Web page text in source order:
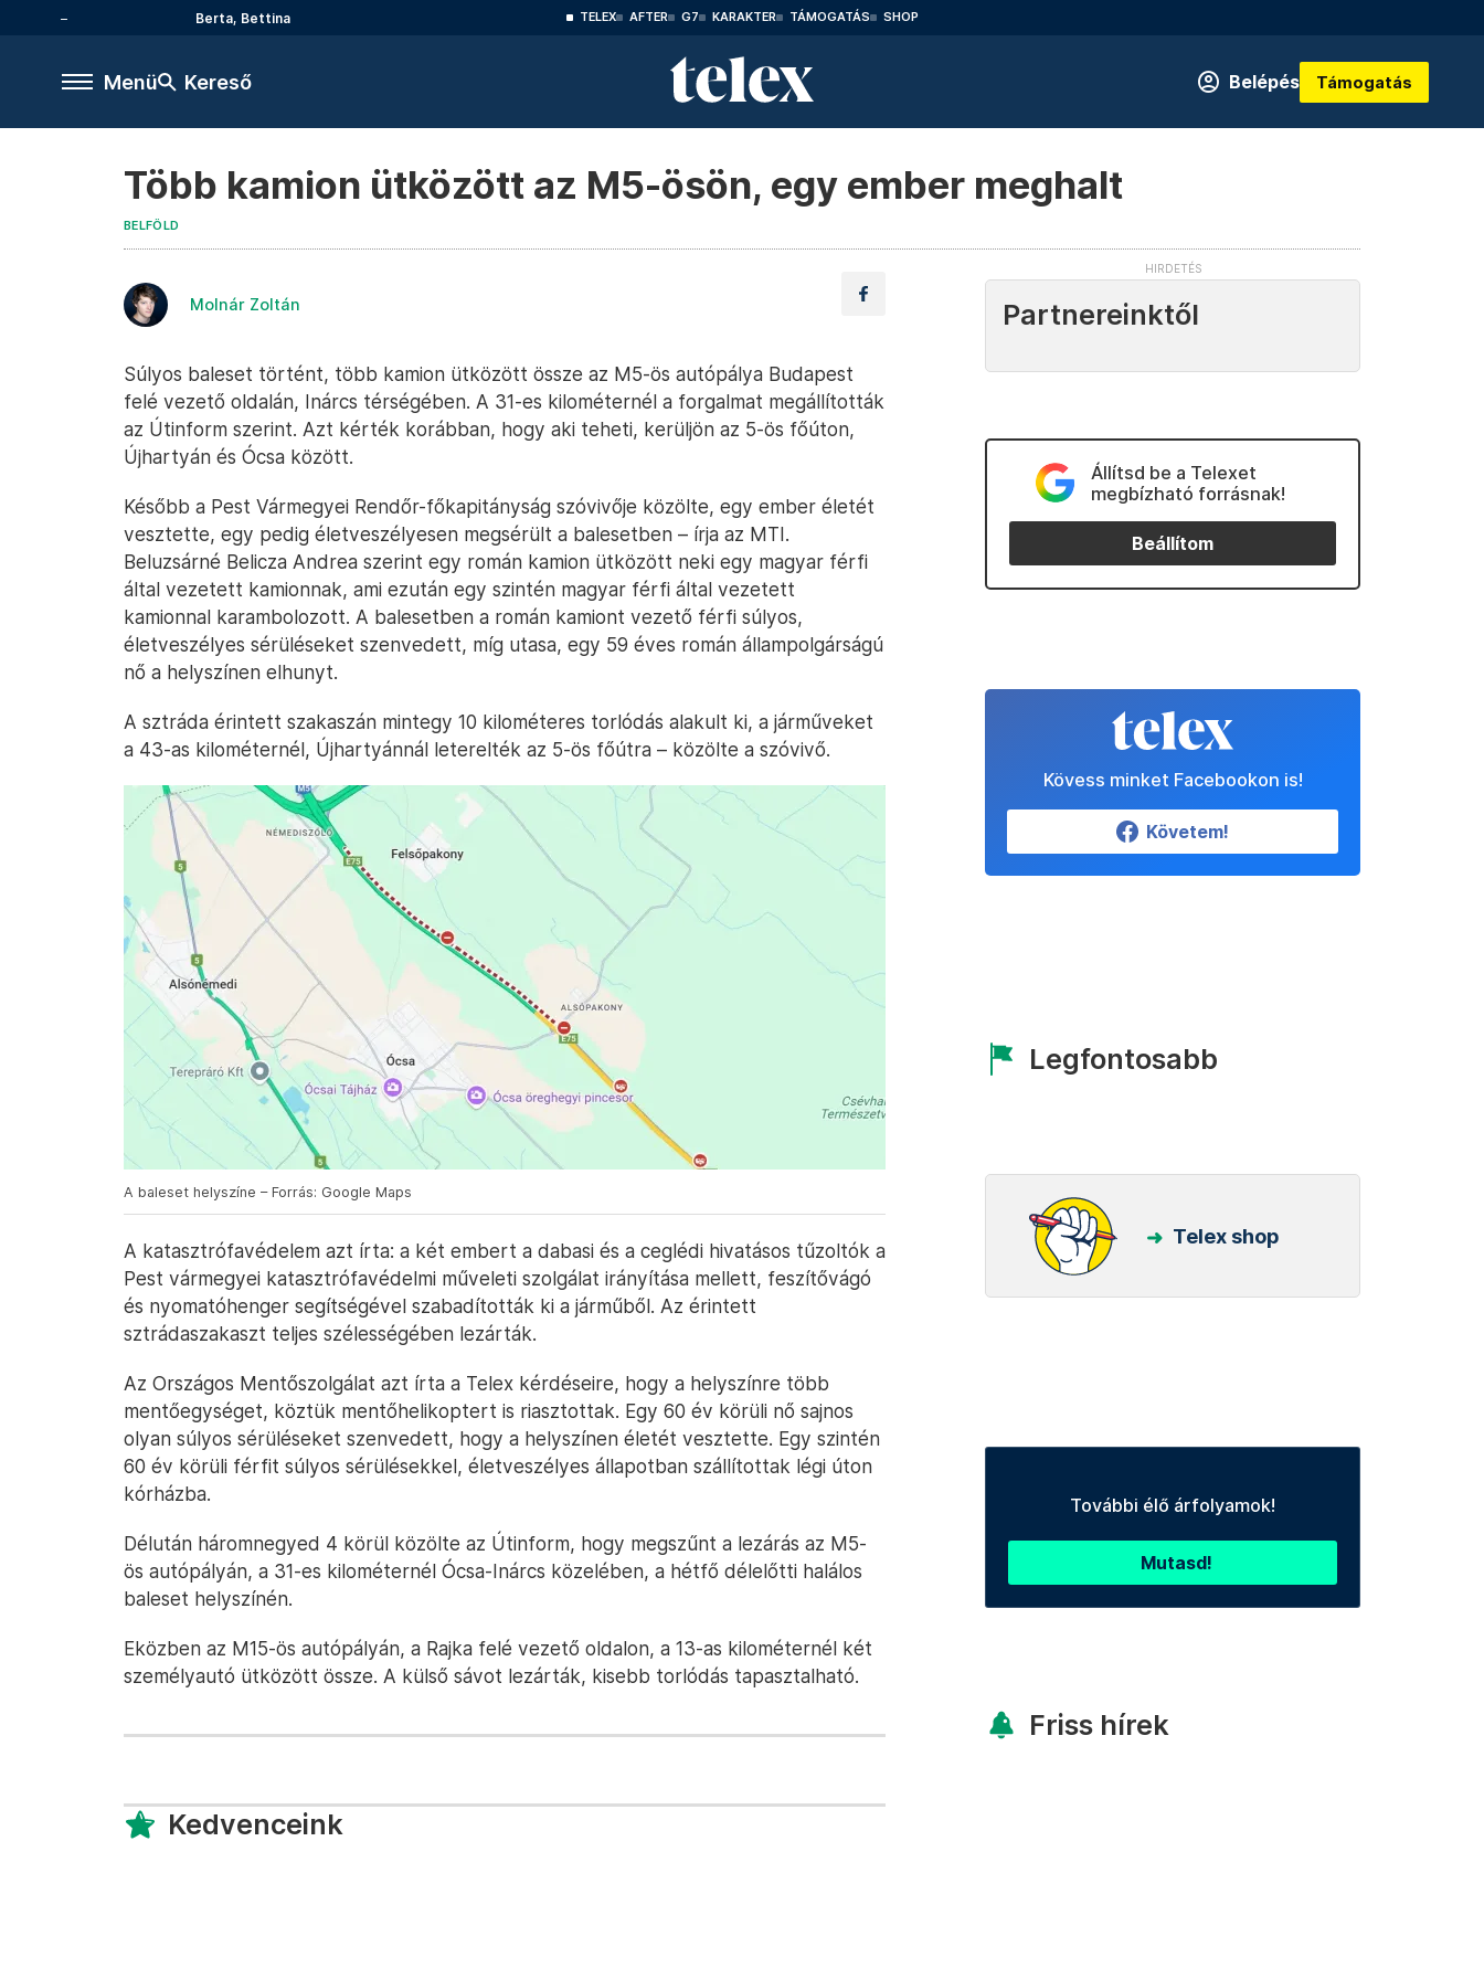
Berta, Bettina TELEX AFTER G7 KARAKTER TÁMOGATÁS SHOP
Menü Kereső Belépés Támogatás
Több kamion ütközött az M5-ösön, egy ember meghalt
BELFÖLD
Molnár Zoltán
Súlyos baleset történt, több kamion ütközött össze az M5-ös autópálya Budapest
felé vezető oldalán, Inárcs térségében. A 31-es kilométernél a forgalmat megállították
az Útinform szerint. Azt kérték korábban, hogy aki teheti, kerüljön az 5-ös főúton,
Újhartyán és Ócsa között.
Később a Pest Vármegyei Rendőr-főkapitányság szóvivője közölte, egy ember életét
vesztette, egy pedig életveszélyesen megsérült a balesetben – írja az MTI.
Beluzsárné Belicza Andrea szerint egy román kamion ütközött neki egy magyar férfi
által vezetett kamionnak, ami ezután egy szintén magyar férfi által vezetett
kamionnal karambolozott. A balesetben a román kamiont vezető férfi súlyos,
életveszélyes sérüléseket szenvedett, míg utasa, egy 59 éves román állampolgárságú
nő a helyszínen elhunyt.
A sztráda érintett szakaszán mintegy 10 kilométeres torlódás alakult ki, a járműveket
a 43-as kilométernél, Újhartyánnál leterelték az 5-ös főútra – közölte a szóvivő.
A baleset helyszíne – Forrás: Google Maps
A katasztrófavédelem azt írta: a két embert a dabasi és a ceglédi hivatásos tűzoltók a
Pest vármegyei katasztrófavédelmi műveleti szolgálat irányítása mellett, feszítővágó
és nyomatóhenger segítségével szabadították ki a járműből. Az érintett
sztrádaszakaszt teljes szélességében lezárták.
Az Országos Mentőszolgálat azt írta a Telex kérdéseire, hogy a helyszínre több
mentőegységet, köztük mentőhelikoptert is riasztottak. Egy 60 év körüli nő sajnos
olyan súlyos sérüléseket szenvedett, hogy a helyszínen életét vesztette. Egy szintén
60 év körüli férfit súlyos sérülésekkel, életveszélyes állapotban szállítottak légi úton
kórházba.
Délután háromnegyed 4 körül közölte az Útinform, hogy megszűnt a lezárás az M5-
ös autópályán, a 31-es kilométernél Ócsa-Inárcs közelében, a hétfő délelőtti halálos
baleset helyszínén.
Eközben az M15-ös autópályán, a Rajka felé vezető oldalon, a 13-as kilométernél két
személyautó ütközött össze. A külső sávot lezárták, kisebb torlódás tapasztalható.
Kedvenceink
Partnereinktől
Állítsd be a Telexet
megbízható forrásnak!
Beállítom
Kövess minket Facebookon is!
Követem!
Legfontosabb
Telex shop
További élő árfolyamok!
Mutasd!
Friss hírek